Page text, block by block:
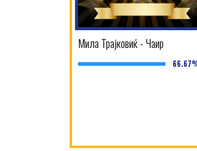
Мила Трајковиќ - Чаир